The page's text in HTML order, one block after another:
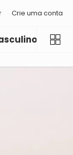
Crie uma conta